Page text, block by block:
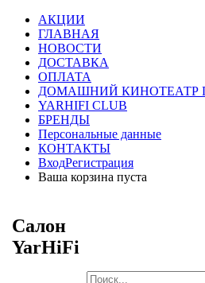
АКЦИИ
ГЛАВНАЯ
НОВОСТИ
ДОСТАВКА
ОПЛАТА
ДОМАШНИЙ КИНОТЕАТР
YARHIFI CLUB
БРЕНДЫ
Персональные данные
КОНТАКТЫ
ВходРегистрация
Ваша корзина пуста
Салон
YarHiFi